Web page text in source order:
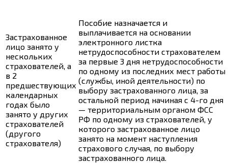
Застрахованное
лицо занято у
нескольких
страхователей, а
в 2
предшествующих
календарных
годах было
занято у других
страхователей
(другого
страхователя)
Пособие назначается и
выплачивается на основании
электронного листка
нетрудоспособности страхователем
за первые 3 дня нетрудоспособности
по одному из последних мест работы
(службы, иной деятельности) по
выбору застрахованного лица, за
остальной период начиная с 4-го дня
— территориальным органом ФСС
РФ по одному из страхователей, у
которого застрахованное лицо
занято на момент наступления
страхового случая, по выбору
застрахованного лица.